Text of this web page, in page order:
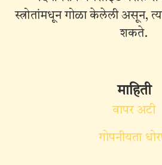
स्त्रोतांमधून गोळा केलेली असून,
शकते.
माहिती
वापर अटी
गोपनीयता